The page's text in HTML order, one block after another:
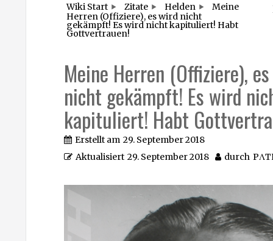
Wiki Start
Zitate Helden
Meine
Herren (Offiziere), es wird nicht
gekämpft! Es wird nicht kapituliert! Habt
Gottvertrauen!
Meine Herren (Offiziere),
nicht gekämpft! Es wird
kapituliert! Habt
Erstellt am 29. September 2018
Aktualisiert 29. September 2018 durch